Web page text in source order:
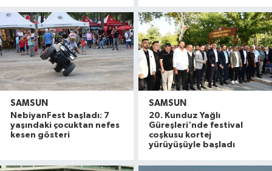
SAMSUN
NebiyanFest başladı: 7
yaşındaki çocuktan nefes
kesen gösteri
SAMSUN
20. Kunduz Yağlı
Güreşleri'nde festival
coşkusu kortej
yürüyüşüyle başladı